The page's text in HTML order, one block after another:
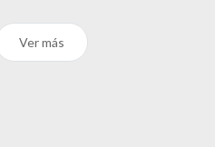
Ver más